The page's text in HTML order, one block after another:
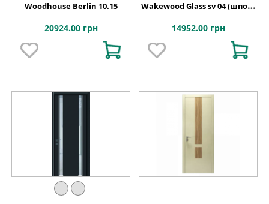
Woodhouse Berlin 10.15
20924.00 грн
Wakewood Glass sv 04 (шпон-
14952.00 грн